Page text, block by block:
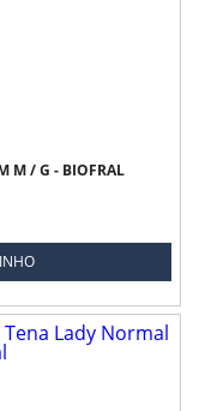
M / G - BIOFRAL